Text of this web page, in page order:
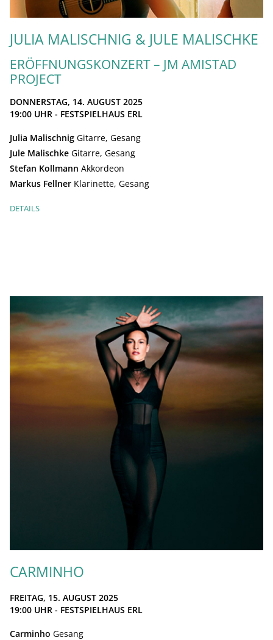
JULIA MALISCHNIG & JULE MALISCHKE
ERÖFFNUNGSKONZERT – JM AMISTAD
PROJECT
DONNERSTAG, 14. AUGUST 2025
19:00 UHR - FESTSPIELHAUS ERL
Julia Malischnig Gitarre, Gesang
Jule Malischke Gitarre, Gesang
Stefan Kollmann Akkordeon
Markus Fellner Klarinette, Gesang
DETAILS
CARMINHO
FREITAG, 15. AUGUST 2025
19:00 UHR - FESTSPIELHAUS ERL
Carminho Gesang